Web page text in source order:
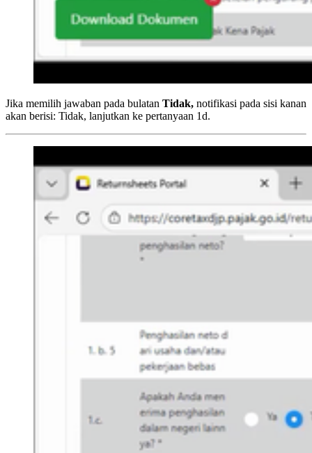
Jika memilih jawaban pada bulatan Tidak, notifikasi pada sisi kanan
akan berisi: Tidak, lanjutkan ke pertanyaan 1d.